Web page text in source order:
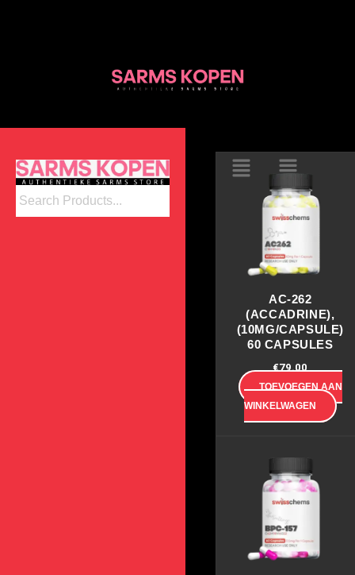
AC-262
(ACCADRINE),
(10MG/CAPSULE)
60 CAPSULES
€79.00
TOEVOEGEN AAN
WINKELWAGEN